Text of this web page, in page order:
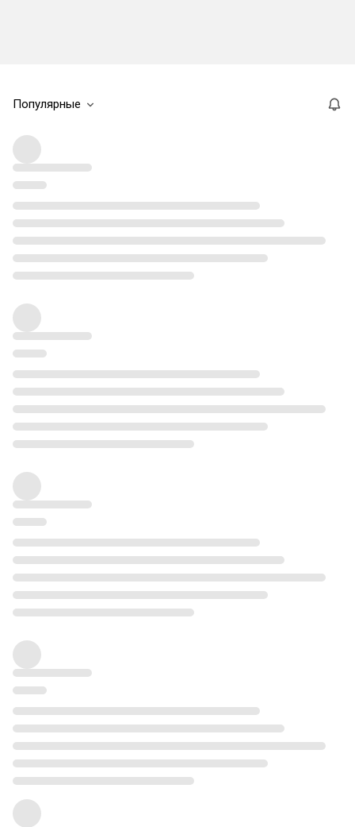
Популярные